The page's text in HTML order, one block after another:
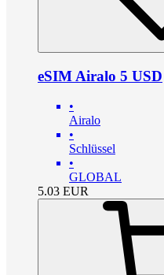
eSIM Airalo 5 USD
•
Airalo
•
Schlüssel
•
GLOBAL
5.03 EUR